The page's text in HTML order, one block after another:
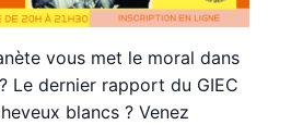
vous met le moral dans
Le dernier rapport du GIEC
blancs ? Venez